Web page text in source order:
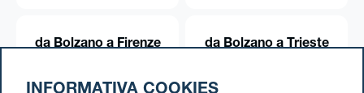
da Bolzano a Firenze da Bolzano a Trieste